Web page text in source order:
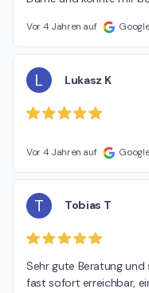
Vor 4 Jahren auf
L Lukasz K
Vor 4 Jahren auf
T Tobias T
Sehr gute Beratung und
fast sofort erreichbar,